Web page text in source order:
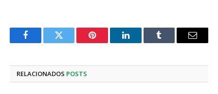
FacebookTwitter Pinterest LinkedInTumblr
E-
RELACIONADOS POSTS